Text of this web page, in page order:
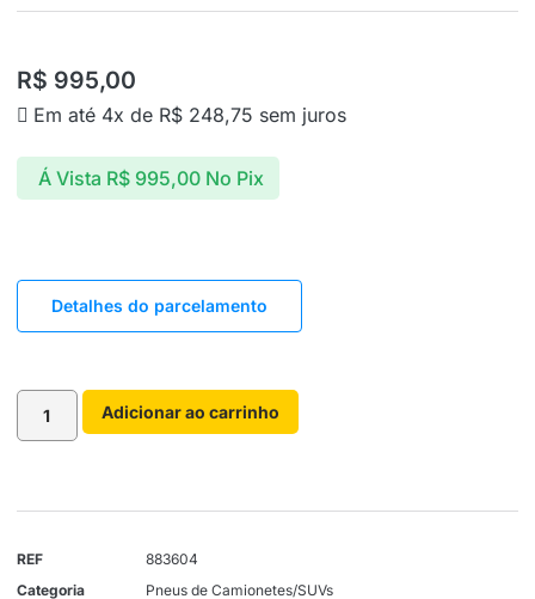
R$ 995,00
Em até 4x de R$ 248,75 sem juros
Á Vista R$995,00 No Pix
Detalhes do parcelamento
Adicionar ao carrinho
REF
883604
Categoria
Pneus de Camionetes/SUVs